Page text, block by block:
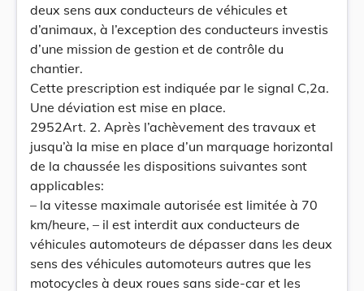
deux sens aux conducteurs de véhicules et
d’animaux, à l’exception des conducteurs investis
d’une mission de gestion et de contrôle du
chantier.
Cette prescription est indiquée par le signal C,2a.
Une déviation est mise en place.
2952Art. 2. Après l’achèvement des travaux et
jusqu’à la mise en place d’un marquage horizontal
de la chaussée les dispositions suivantes sont
applicables:
– la vitesse maximale autorisée est limitée à 70
km/heure, – il est interdit aux conducteurs de
véhicules automoteurs de dépasser dans les deux
sens des véhicules automoteurs autres que les
motocycles à deux roues sans side-car et les